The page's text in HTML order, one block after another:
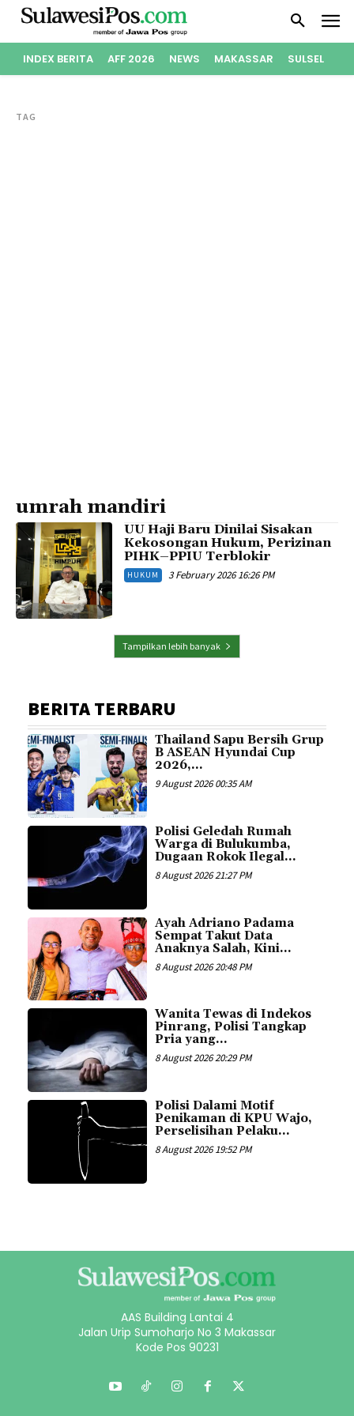
INDEX BERITA AFF 2026 NEWS MAKASSAR SULSEL
TAG
umrah mandiri
UU Haji Baru Dinilai Sisakan
Kekosongan Hukum, Perizinan
PIHK–PPIU Terblokir
HUKUM 3 February 2026 16:26 PM
Tampilkan lebih banyak
BERITA TERBARU
Thailand Sapu Bersih Grup
B ASEAN Hyundai Cup
2026,...
9 August 2026 00:35 AM
Polisi Geledah Rumah
Warga di Bulukumba,
Dugaan Rokok Ilegal...
8 August 2026 21:27 PM
Ayah Adriano Padama
Sempat Takut Data
Anaknya Salah, Kini...
8 August 2026 20:48 PM
Wanita Tewas di Indekos
Pinrang, Polisi Tangkap
Pria yang...
8 August 2026 20:29 PM
Polisi Dalami Motif
Penikaman di KPU Wajo,
Perselisihan Pelaku...
8 August 2026 19:52 PM
AAS Building Lantai 4
Jalan Urip Sumoharjo No 3 Makassar
Kode Pos 90231